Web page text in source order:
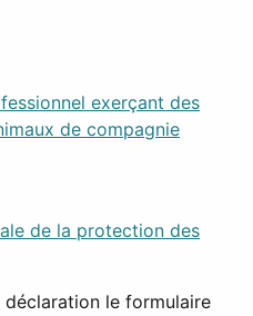
exerçant des
de compagnie
de la protection des
le formulaire